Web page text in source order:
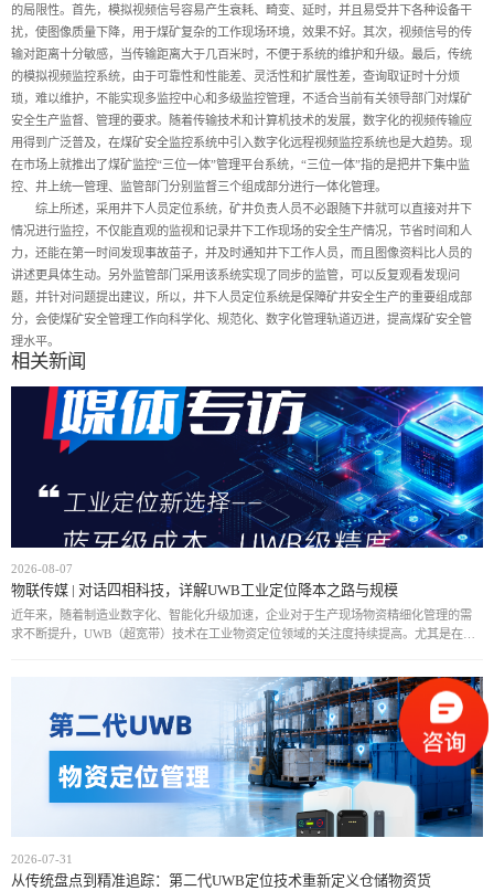
的局限性。首先，模拟视频信号容易产生衰耗、畸变、延时，并且易受井下各种设备干
扰，使图像质量下降，用于煤矿复杂的工作现场环境，效果不好。其次，视频信号的传
输对距离十分敏感，当传输距离大于几百米时，不便于系统的维护和升级。最后，传统
的模拟视频监控系统，由于可靠性和性能差、灵活性和扩展性差，查询取证时十分烦
琐，难以维护，不能实现多监控中心和多级监控管理，不适合当前有关领导部门对煤矿
安全生产监督、管理的要求。随着传输技术和计算机技术的发展，数字化的视频传输应
用得到广泛普及，在煤矿安全监控系统中引入数字化远程视频监控系统也是大趋势。现
在市场上就推出了煤矿监控“三位一体”管理平台系统，“三位一体”指的是把井下集中监
控、井上统一管理、监管部门分别监督三个组成部分进行一体化管理。
综上所述，采用井下人员定位系统，矿井负责人员不必跟随下井就可以直接对井下
情况进行监控，不仅能直观的监视和记录井下工作现场的安全生产情况，节省时间和人
力，还能在第一时间发现事故苗子，并及时通知井下工作人员，而且图像资料比人员的
讲述更具体生动。另外监管部门采用该系统实现了同步的监管，可以反复观看发现问
题，并针对问题提出建议，所以，井下人员定位系统是保障矿井安全生产的重要组成部
分，会使煤矿安全管理工作向科学化、规范化、数字化管理轨道迈进，提高煤矿安全管
理水平。
相关新闻
2026-08-07
物联传媒 | 对话四相科技，详解UWB工业定位降本之路与规模
近年来，随着制造业数字化、智能化升级加速，企业对于生产现场物资精细化管理的需
求不断提升，UWB（超宽带）技术在工业物资定位领域的关注度持续提高。尤其是在汽
2026-07-31
从传统盘点到精准追踪：第二代UWB定位技术重新定义仓储物资货